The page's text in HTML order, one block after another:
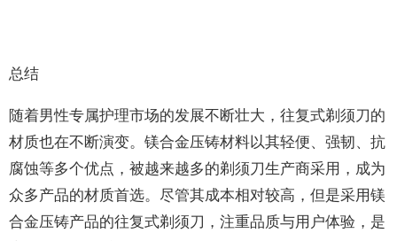
总结
随着男性专属护理市场的发展不断壮大，往复式剃须刀的
材质也在不断演变。镁合金压铸材料以其轻便、强韧、抗
腐蚀等多个优点，被越来越多的剃须刀生产商采用，成为
众多产品的材质首选。尽管其成本相对较高，但是采用镁
合金压铸产品的往复式剃须刀，注重品质与用户体验，是